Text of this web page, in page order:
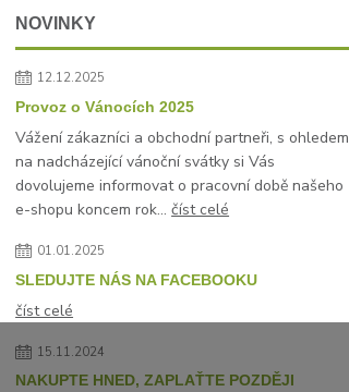
NOVINKY
12.12.2025
Provoz o Vánocích 2025
Vážení zákazníci a obchodní partneři, s ohledem
na nadcházející vánoční svátky si Vás
dovolujeme informovat o pracovní době našeho
e-shopu koncem rok...číst celé
01.01.2025
SLEDUJTE NÁS NA FACEBOOKU
číst celé
15.11.2024
NAKUPTE HNED, ZAPLAŤTE POZDĚJI